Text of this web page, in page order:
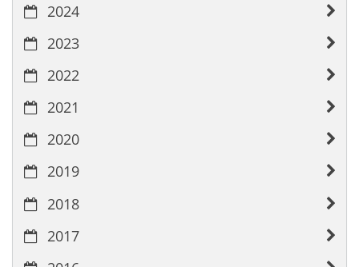
2024
2023
2022
2021
2020
2019
2018
2017